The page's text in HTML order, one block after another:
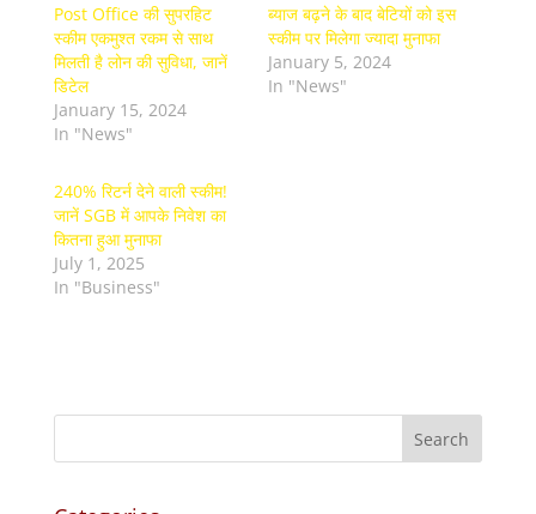
Post Office की सुपरहिट
स्‍कीम एकमुश्त रकम से साथ
मिलती है लोन की सुविधा, जानें
डिटेल
January 15, 2024
In "News"
ब्‍याज बढ़ने के बाद बेटियों को इस
स्‍कीम पर मिलेगा ज्‍यादा मुनाफा
January 5, 2024
In "News"
240% रिटर्न देने वाली स्कीम!
जानें SGB में आपके निवेश का
कितना हुआ मुनाफा
July 1, 2025
In "Business"